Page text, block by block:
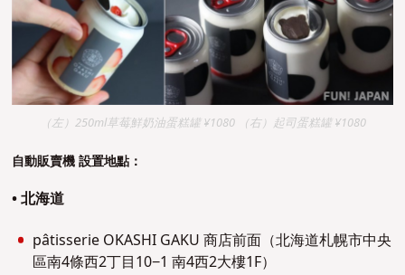
（左）250ml草莓鮮奶油蛋糕罐 ¥1080 （右）起司蛋糕罐 ¥1080
自動販賣機 設置地點：
• 北海道
pâtisserie OKASHI GAKU 商店前面（北海道札幌市中央
區南4條西2丁目10−1 南4西2大樓1F）